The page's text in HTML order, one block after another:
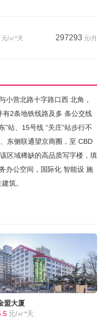
元/㎡*天 297293 元/月
小营北路十字路口西 北角，
2条地铁线路及多 条公交线
”站、15号线 “关庄”站步行不
东侧联通望京商圈，至 CBD
区域稀缺的高品质写字楼，填
办公空间，国际化 智能设 施
筑。
盟大厦
元/㎡*天